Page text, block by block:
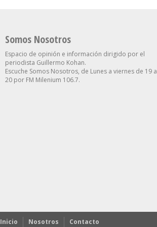
Somos Nosotros
Espacio de opinión e información dirigido por el
periodista Guillermo Kohan.
Escuche Somos Nosotros, de Lunes a viernes de 19 a
20 por FM Milenium 106.7.
Inicio Nosotros Contacto